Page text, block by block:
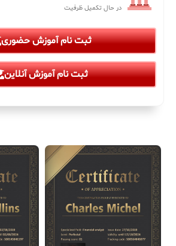
در حال تکمیل ظرفیت
ثبت نام آموزش حضوری
ثبت نام آموزش آنلاین